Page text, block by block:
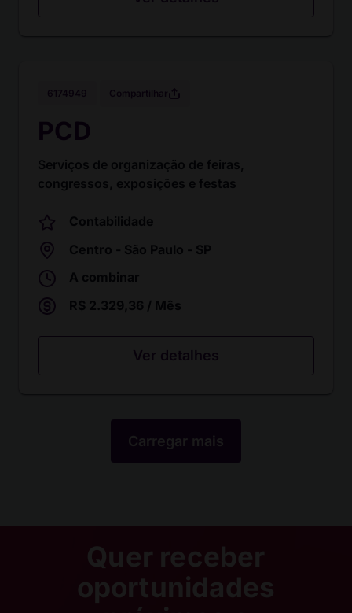
PCD
Serviços de organização de feiras,
congressos, exposições e festas
Contabilidade
Centro - São Paulo - SP
A combinar
R$ 2.329,36 / Mês
Ver detalhes
Carregar mais
Quer receber
oportunidades